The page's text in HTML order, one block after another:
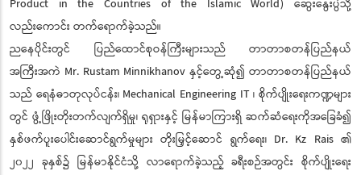
Product in the Countries of the Islamic World) ဆွေးနွေးပွဲသို့
လည်းကောင်း တက်ရောက်ခဲ့သည်။
ညနေပိုင်းတွင် ပြည်ထောင်စုဝန်ကြီးများသည် တာတာစတန်ပြည်နယ်
အကြီးအကဲ Mr. Rustam Minnikhanov နှင့်တွေ့ဆုံ၍ တာတာစတန်ပြည်နယ်
သည် ရေနံဓာတုလုပ်ငန်း၊ Mechanical Engineering IT ၊ စိုက်ပျိုးရေးကဏ္ဍများ
တွင် ဖွံ့ဖြိုးတိုးတက်လျက်ရှိမှု၊ ရုရှားနှင့် မြန်မာကြားရှိ ဆက်ဆံရေးကိုအခြေခံ၍
နှစ်ဖက်ပူးပေါင်းဆောင်ရွက်မှုများ တိုးမြှင့်ဆောင် ရွက်ရေး၊ Dr. Kz Rais ၏
၂၀၂၂ ခုနှစ်၌ မြန်မာနိုင်ငံသို့ လာရောက်ခဲ့သည့် ခရီးစဉ်အတွင်း စိုက်ပျိုးရေး